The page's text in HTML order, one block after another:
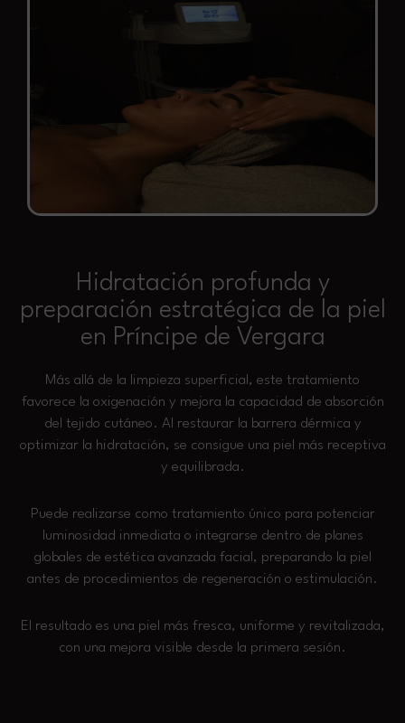
Hidratación profunda y
preparación estratégica de la piel
en Príncipe de Vergara
Más allá de la limpieza superficial, este tratamiento
favorece la oxigenación y mejora la capacidad de absorción
del tejido cutáneo. Al restaurar la barrera dérmica y
optimizar la hidratación, se consigue una piel más receptiva
y equilibrada.
Puede realizarse como tratamiento único para potenciar
luminosidad inmediata o integrarse dentro de planes
globales de estética avanzada facial, preparando la piel
antes de procedimientos de regeneración o estimulación.
El resultado es una piel más fresca, uniforme y revitalizada,
con una mejora visible desde la primera sesión.